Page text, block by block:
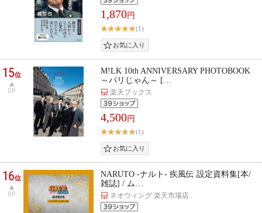
1,870円
(1)
15位
UP
M!LK 10th ANNIVERSARY PHOTOBOOK
～パリじゃん～ […
楽天ブックス
4,500円
(1)
16位
UP
NARUTO -ナルト- 疾風伝 設定資料集[本/
雑誌] / ム…
ネオウィング 楽天市場店